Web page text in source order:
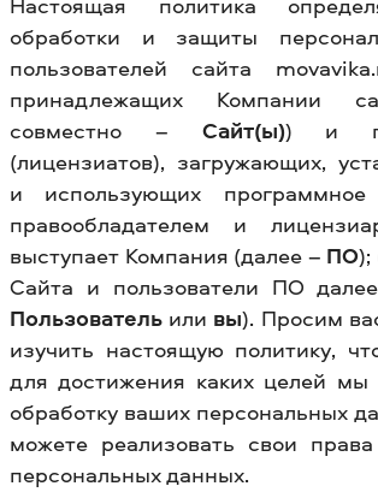
обработки и защиты
пользователей сайта
принадлежащих Компании
совместно – Сайт(ы)) и
(лицензиатов), загружающих,
и использующих программное
правообладателем и
выступает Компания (далее – ПО);
Сайта и пользователи ПО
Пользователь или вы). Просим
изучить настоящую политику,
для достижения каких целей мы
обработку ваших персональных
можете реализовать свои
персональных данных.